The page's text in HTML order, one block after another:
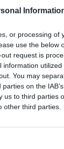
or processing of
use the below
request is
You may
on the
us to third parties
other third parties.